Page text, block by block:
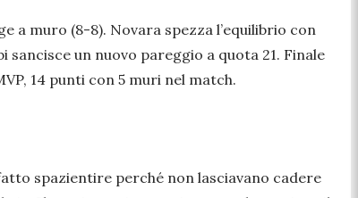
a muro (8-8). Novara spezza l’equilibrio con
un nuovo pareggio a quota 21. Finale
14 punti con 5 muri nel match.
spazientire perché non lasciavano cadere